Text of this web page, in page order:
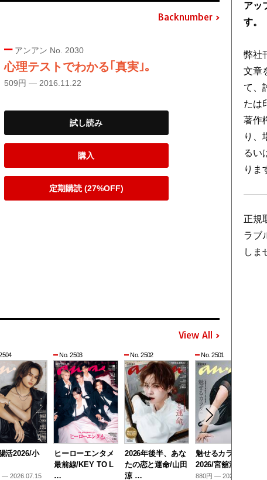
Backnumber
アンアン No. 2030
心理テストでわかる｢真実｣。
509円 — 2016.11.22
試し読み
購入
定期購読 (27%OFF)
View All
活2026/小
— 2026.07.15
No. 2503
ヒーローエンタメ
最前線/KEY TO L
…
No. 2502
2026年後半、あな
たの恋と運命/山田
涼 …
No. 2501
魅せるカラダ
2026/宮舘涼太
880円 — 2026.06.24
アッ
す。
弊社
文章
て、
たは
著作
り、
るい
りま
正規
ラブ
しま